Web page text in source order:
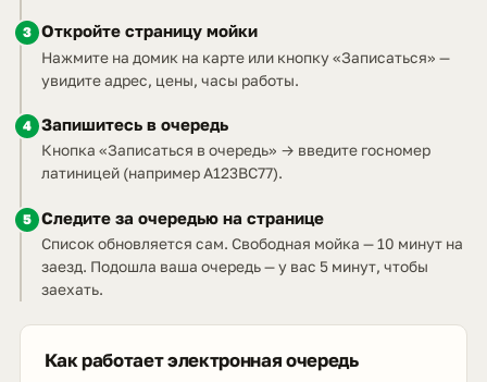
3 Откройте страницу мойки
Нажмите на домик на карте или кнопку «Записаться» —
увидите адрес, цены, часы работы.
4 Запишитесь в очередь
Кнопка «Записаться в очередь» → введите госномер
латиницей (например A123BC77).
5 Следите за очередью на странице
Список обновляется сам. Свободная мойка — 10 минут на
заезд. Подошла ваша очередь — у вас 5 минут, чтобы
заехать.
Как работает электронная очередь